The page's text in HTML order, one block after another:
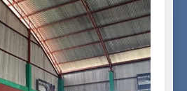
UNCATEGORIZED